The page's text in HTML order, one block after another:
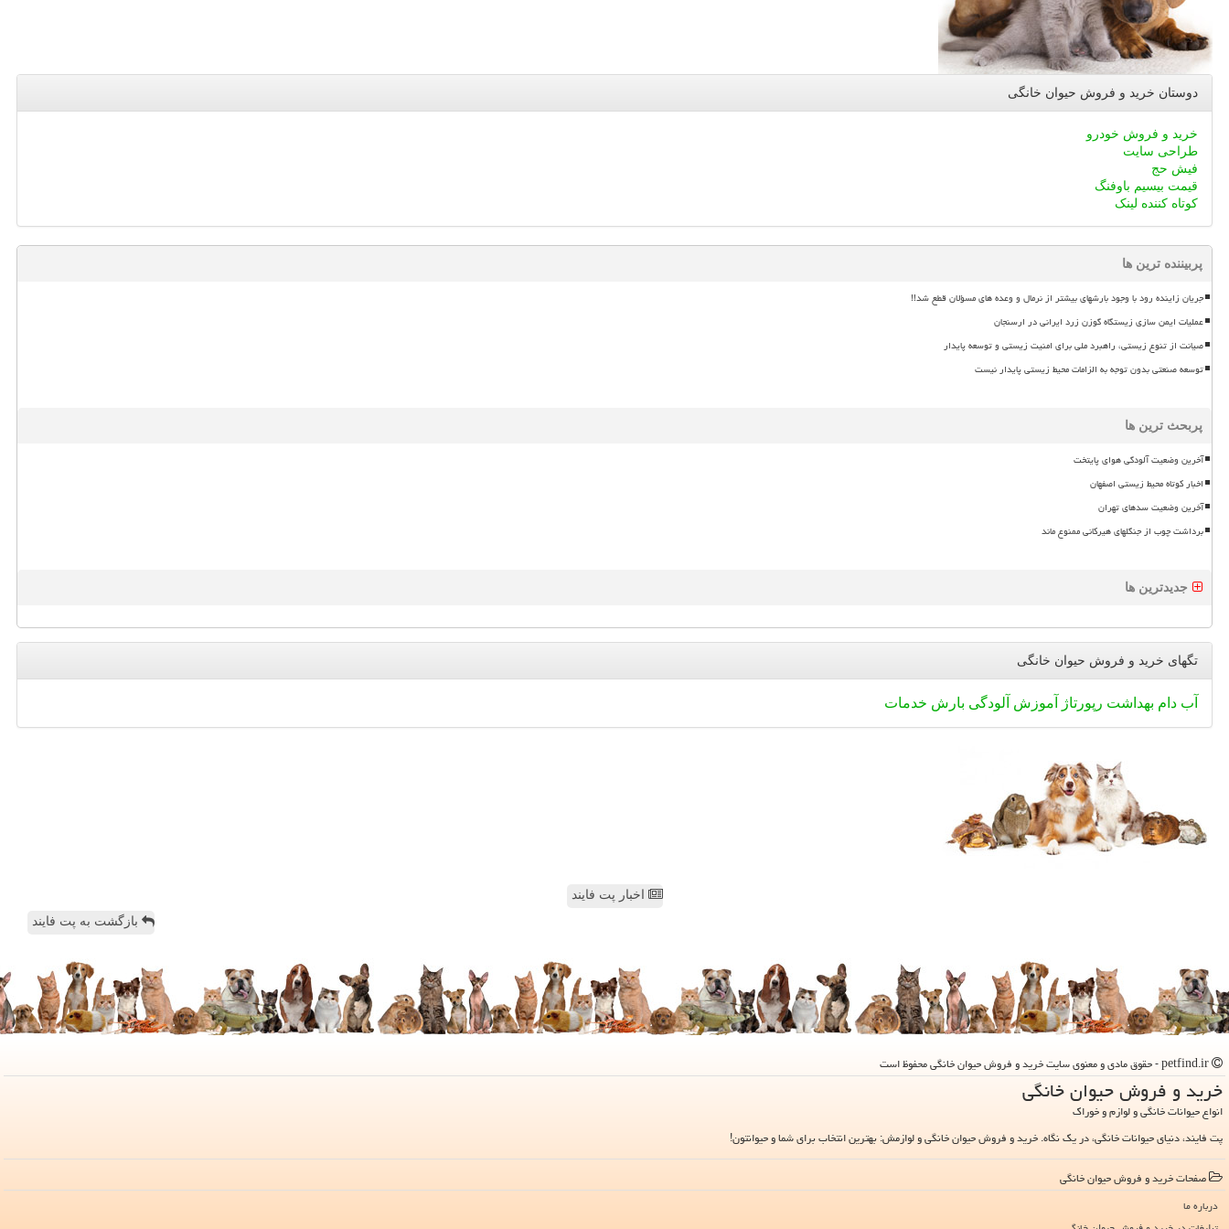
دوستان خرید و فروش حیوان خانگی
خرید و فروش خودرو
طراحی سایت
فیش حج
قیمت بیسیم باوفنگ
کوتاه کننده لینک
پربیننده ترین ها
جریان زاینده رود با وجود بارشهای بیشتر از نرمال و وعده های مسؤلان قطع شد!!
عملیات ایمن سازی زیستگاه گوزن زرد ایرانی در ارسنجان
صیانت از تنوع زیستی، راهبرد ملی برای امنیت زیستی و توسعه پایدار
توسعه صنعتی بدون توجه به الزامات محیط زیستی پایدار نیست
پربحث ترین ها
آخرین وضعیت آلودگی هوای پایتخت
اخبار کوتاه محیط زیستی اصفهان
آخرین وضعیت سدهای تهران
برداشت چوب از جنگلهای هیرکانی ممنوع ماند
جدیدترین ها
تگهای خرید و فروش حیوان خانگی
آب دام بهداشت رپورتاژ آموزش آلودگی بارش خدمات
اخبار پت فایند
بازگشت به پت فایند
خرید و فروش حیوان خانگی
انواع حیوانات خانگی و لوازم و خوراک
پت فایند، دنیای حیوانات خانگی، در یک نگاه. خرید و فروش حیوان خانگی و لوازمش: بهترین انتخاب برای شما و حیوانتون!
صفحات خرید و فروش حیوان خانگی
درباره ما